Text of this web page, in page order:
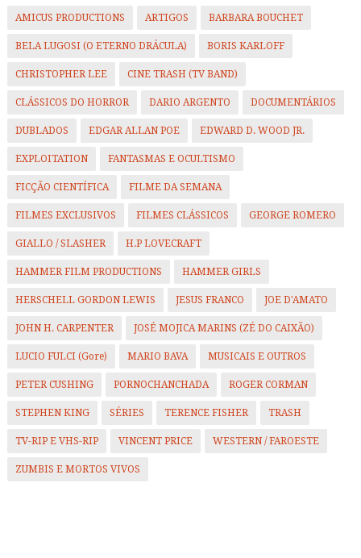
AMICUS PRODUCTIONS ARTIGOS BARBARA BOUCHET
BELA LUGOSI (O ETERNO DRÁCULA) BORIS KARLOFF
CHRISTOPHER LEE CINE TRASH (TV BAND)
CLÁSSICOS DO HORROR DARIO ARGENTO DOCUMENTÁRIOS
DUBLADOS EDGAR ALLAN POE EDWARD D. WOOD JR.
EXPLOITATION FANTASMAS E OCULTISMO
FICÇÃO CIENTÍFICA FILME DA SEMANA
FILMES EXCLUSIVOS FILMES CLÁSSICOS GEORGE ROMERO
GIALLO / SLASHER H.P LOVECRAFT
HAMMER FILM PRODUCTIONS HAMMER GIRLS
HERSCHELL GORDON LEWIS JESUS FRANCO JOE D'AMATO
JOHN H. CARPENTER JOSÉ MOJICA MARINS (ZÉ DO CAIXÃO)
LUCIO FULCI (Gore) MARIO BAVA MUSICAIS E OUTROS
PETER CUSHING PORNOCHANCHADA ROGER CORMAN
STEPHEN KING SÉRIES TERENCE FISHER TRASH
TV-RIP E VHS-RIP VINCENT PRICE WESTERN / FAROESTE
ZUMBIS E MORTOS VIVOS